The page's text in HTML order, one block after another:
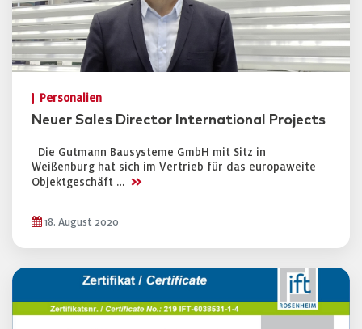
Personalien
Neuer Sales Director International Projects
Die Gutmann Bausysteme GmbH mit Sitz in
Weißenburg hat sich im Vertrieb für das europaweite
Objektgeschäft … >>
18. August 2020